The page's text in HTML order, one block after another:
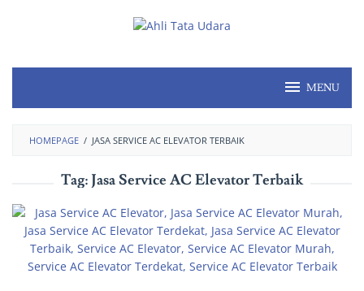
MENU
HOMEPAGE / JASA SERVICE AC ELEVATOR TERBAIK
Tag: Jasa Service AC Elevator Terbaik